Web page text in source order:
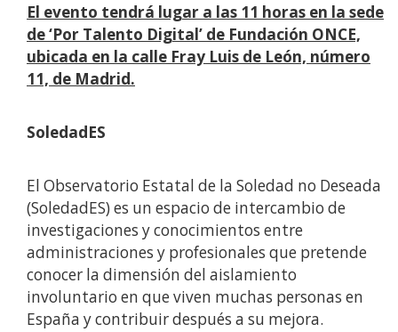
El evento tendrá lugar a las 11 horas en la sede
de ‘Por Talento Digital’ de Fundación ONCE,
ubicada en la calle Fray Luis de León, número
11, de Madrid.
SoledadES
El Observatorio Estatal de la Soledad no Deseada
(SoledadES) es un espacio de intercambio de
investigaciones y conocimientos entre
administraciones y profesionales que pretende
conocer la dimensión del aislamiento
involuntario en que viven muchas personas en
España y contribuir después a su mejora.